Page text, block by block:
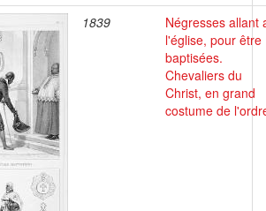
1839
Négresses allant
l'église, pour être
baptisées.
Chevaliers du
Christ, en grand
costume de